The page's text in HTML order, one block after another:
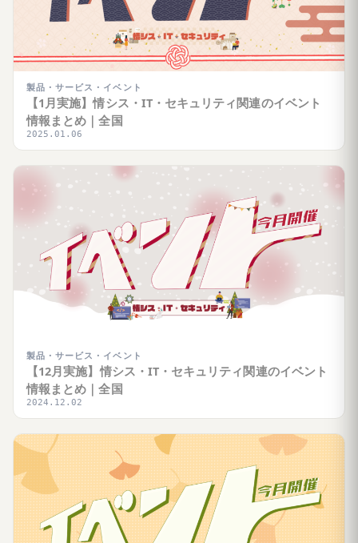
製品・サービス・イベント
【1月実施】情シス・IT・セキュリティ関連のイベント
情報まとめ｜全国
2025.01.06
製品・サービス・イベント
【12月実施】情シス・IT・セキュリティ関連のイベント
情報まとめ｜全国
2024.12.02